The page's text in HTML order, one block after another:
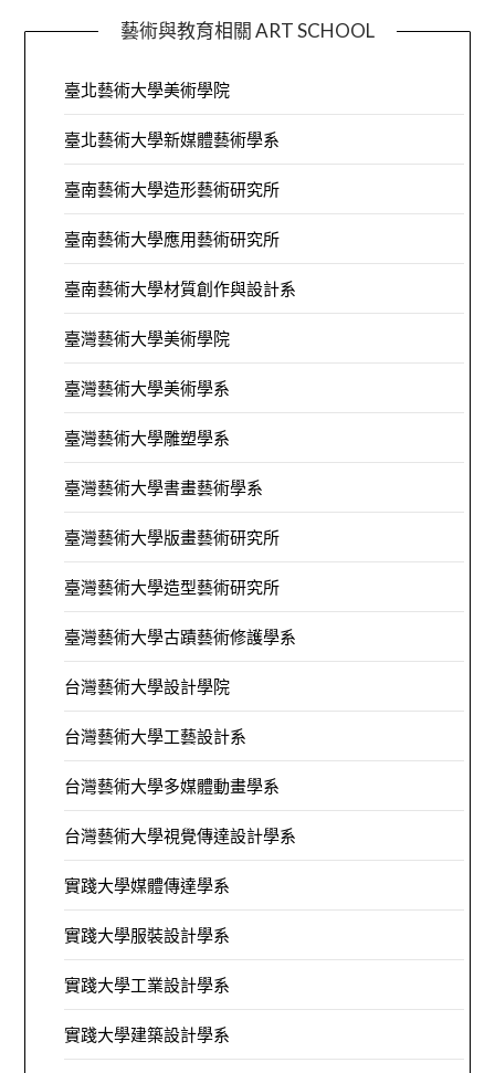
藝術與教育相關 ART SCHOOL
臺北藝術大學美術學院
臺北藝術大學新媒體藝術學系
臺南藝術大學造形藝術研究所
臺南藝術大學應用藝術研究所
臺南藝術大學材質創作與設計系
臺灣藝術大學美術學院
臺灣藝術大學美術學系
臺灣藝術大學雕塑學系
臺灣藝術大學書畫藝術學系
臺灣藝術大學版畫藝術研究所
臺灣藝術大學造型藝術研究所
臺灣藝術大學古蹟藝術修護學系
台灣藝術大學設計學院
台灣藝術大學工藝設計系
台灣藝術大學多媒體動畫學系
台灣藝術大學視覺傳達設計學系
實踐大學媒體傳達學系
實踐大學服裝設計學系
實踐大學工業設計學系
實踐大學建築設計學系